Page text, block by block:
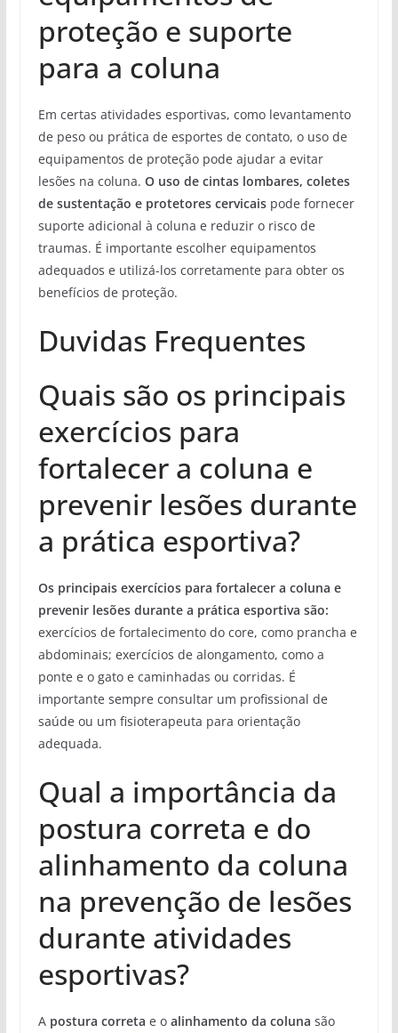
proteção e suporte
para a coluna
Em certas atividades esportivas, como levantamento
de peso ou prática de esportes de contato, o uso de
equipamentos de proteção pode ajudar a evitar
lesões na coluna. O uso de cintas lombares, coletes
de sustentação e protetores cervicaispode fornecer
suporte adicional à coluna e reduzir o risco de
traumas. É importante escolher equipamentos
adequados e utilizá-los corretamente para obter os
benefícios de proteção.
Duvidas Frequentes
Quais são os principais
exercícios para
fortalecer a coluna e
prevenir lesões durante
a prática esportiva?
Os principais exercícios para fortalecer a coluna e
prevenir lesões durante a prática esportiva são:
exercícios de fortalecimento do core, como prancha e
abdominais; exercícios de alongamento, como a
ponte e o gato e caminhadas ou corridas. É
importante sempre consultar um profissional de
saúde ou um fisioterapeuta para orientação
adequada.
Qual a importância da
postura correta e do
alinhamento da coluna
na prevenção de lesões
durante atividades
esportivas?
A postura correta e o alinhamento da coluna são